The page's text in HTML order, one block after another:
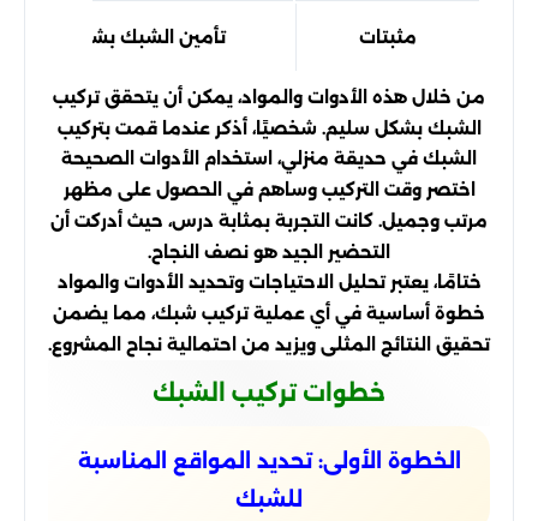
مثبتات تأمين الشبك بشكل نهائي
من خلال هذه الأدوات والمواد، يمكن أن يتحقق تركيب
الشبك بشكل سليم. شخصيًا، أذكر عندما قمت بتركيب
الشبك في حديقة منزلي، استخدام الأدوات الصحيحة
اختصر وقت التركيب وساهم في الحصول على مظهر
مرتب وجميل. كانت التجربة بمثابة درس، حيث أدركت أن
التحضير الجيد هو نصف النجاح.
ختامًا، يعتبر تحليل الاحتياجات وتحديد الأدوات والمواد
خطوة أساسية في أي عملية تركيب شبك، مما يضمن
تحقيق النتائج المثلى ويزيد من احتمالية نجاح المشروع.
خطوات تركيب الشبك
الخطوة الأولى: تحديد المواقع المناسبة
للشبك